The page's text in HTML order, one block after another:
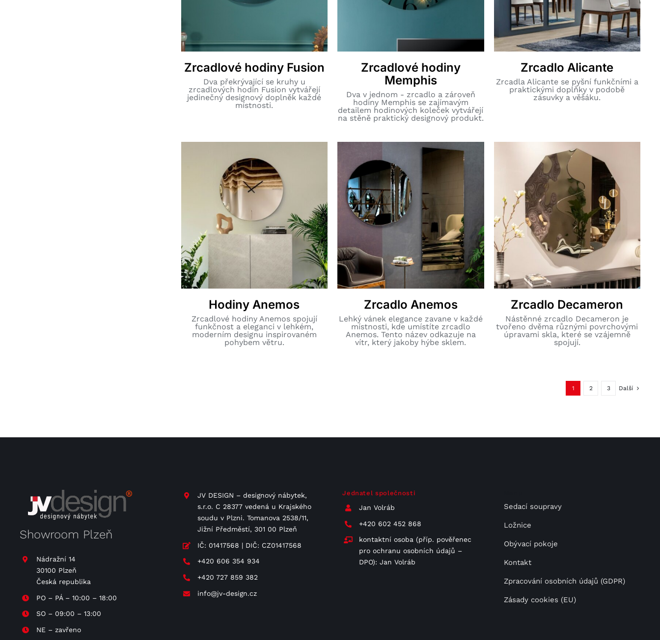
Zrcadlové hodiny Fusion
Dva překrývající se kruhy u
zrcadlových hodin Fusion vytvářejí
jedinečný designový doplněk každé
místnosti.
Zrcadlové hodiny
Memphis
Dva v jednom - zrcadlo a zároveň
hodiny Memphis se zajímavým
detailem hodinových koleček vytvářejí
na stěně praktický designový produkt.
Zrcadlo Alicante
Zrcadla Alicante se pyšní funkčními a
praktickými doplňky v podobě
zásuvky a věšáku.
Hodiny Anemos
Zrcadlové hodiny Anemos spojují
funkčnost a eleganci v lehkém,
moderním designu inspirovaném
pohybem větru.
Zrcadlo Anemos
Lehký vánek elegance zavane v každé
místnosti, kde umístíte zrcadlo
Anemos. Tento název odkazuje na
vítr, který jakoby hýbe sklem.
Zrcadlo Decameron
Nástěnné zrcadlo Decameron je
tvořeno dvěma různými povrchovými
úpravami skla, které se vzájemně
spojují.
1 2 3 Další
Showroom Plzeň
Nádražní 14
30100 Plzeň
Česká republika
PO – PÁ – 10:00 – 18:00
SO – 09:00 – 13:00
NE – zavřeno
JV DESIGN – designový nábytek,
s.r.o. C 28377 vedená u Krajského
soudu v Plzni. Tomanova 2538/11,
Jižní Předměstí, 301 00 Plzeň
IČ: 01417568 | DIČ: CZ01417568
+420 606 354 934
+420 727 859 382
info@jv-design.cz
Jednatel společnosti
Jan Volráb
+420 602 452 868
kontaktní osoba (příp. pověřenec
pro ochranu osobních údajů –
DPO): Jan Volráb
Sedací soupravy
Ložnice
Obývací pokoje
Kontakt
Zpracování osobních údajů (GDPR)
Zásady cookies (EU)